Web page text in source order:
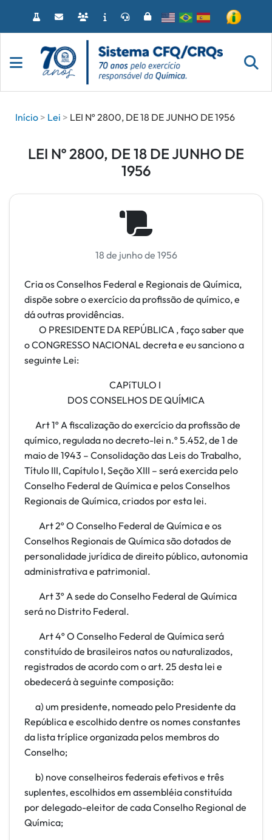
o
Início
Lei LEI Nº 2800, DE 18 DE JUNHO DE 1956
LEI Nº 2800, DE 18 DE JUNHO DE
1956
18 de junho de 1956
Cria os Conselhos Federal e Regionais de Química,
dispõe sobre o exercício da profissão de químico, e
dá outras providências.
O PRESIDENTE DA REPÚBLICA , faço saber que
o CONGRESSO NACIONAL decreta e eu sanciono a
seguinte Lei:
CAPíTULO I
DOS CONSELHOS DE QUÍMICA
Art 1º A fiscalização do exercício da profissão de
químico, regulada no decreto-lei n.º 5.452, de 1 de
maio de 1943 – Consolidação das Leis do Trabalho,
Título III, Capítulo I, Seção XIII – será exercida pelo
Conselho Federal de Química e pelos Conselhos
Regionais de Química, criados por esta lei.
Art2º O Conselho Federal de Química e os
Conselhos Regionais de Química são dotados de
personalidade jurídica de direito público, autonomia
administrativa e patrimonial.
Art3º A sede do Conselho Federal de Química
será no Distrito Federal.
Art4º O Conselho Federal de Química será
constituído de brasileiros natos ou naturalizados,
registrados de acordo com o art. 25 desta lei e
obedecerá à seguinte composição:
a) um presidente, nomeado pelo Presidente da
República e escolhido dentre os nomes constantes
da lista tríplice organizada pelos membros do
Conselho;
b) nove conselheiros federais efetivos e três
suplentes, escolhidos em assembléia constituída
por delegado-eleitor de cada Conselho Regional de
Química;